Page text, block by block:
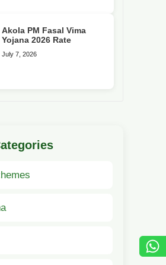
Akola PM Fasal Vima
Yojana 2026 Rate
July 7, 2026